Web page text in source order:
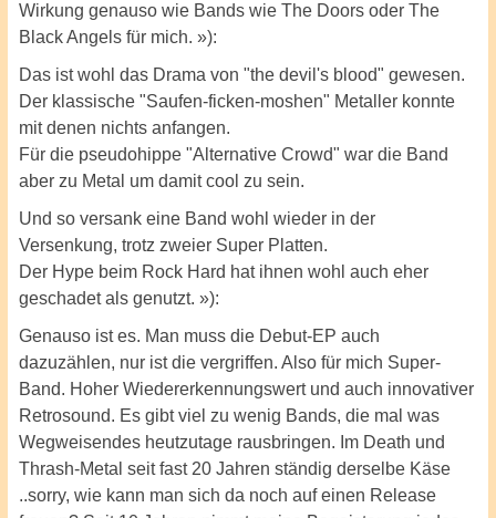
Wirkung genauso wie Bands wie The Doors oder The
Black Angels für mich. »):
Das ist wohl das Drama von "the devil's blood" gewesen.
Der klassische "Saufen-ficken-moshen" Metaller konnte
mit denen nichts anfangen.
Für die pseudohippe "Alternative Crowd" war die Band
aber zu Metal um damit cool zu sein.
Und so versank eine Band wohl wieder in der
Versenkung, trotz zweier Super Platten.
Der Hype beim Rock Hard hat ihnen wohl auch eher
geschadet als genutzt. »):
Genauso ist es. Man muss die Debut-EP auch
dazuzählen, nur ist die vergriffen. Also für mich Super-
Band. Hoher Wiedererkennungswert und auch innovativer
Retrosound. Es gibt viel zu wenig Bands, die mal was
Wegweisendes heutzutage rausbringen. Im Death und
Thrash-Metal seit fast 20 Jahren ständig derselbe Käse
..sorry, wie kann man sich da noch auf einen Release